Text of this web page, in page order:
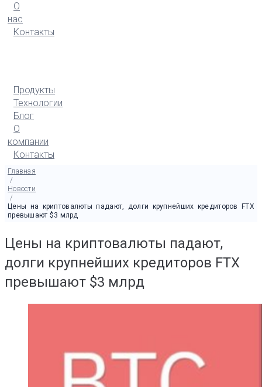
О
нас
Контакты
Продукты
Технологии
Блог
О
компании
Контакты
Главная
/
Новости
/
Цены на криптовалюты падают, долги крупнейших кредиторов FTX
превышают $3 млрд
Цены на криптовалюты падают,
долги крупнейших кредиторов FTX
превышают $3 млрд